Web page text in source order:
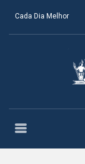
Cada Dia Melhor